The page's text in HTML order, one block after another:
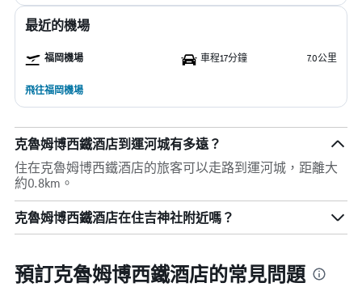
最近的機場
福岡機場 車程17分鐘 7.0公里
飛往福岡機場
克魯姆博西鐵酒店到運河城有多遠？
住在克魯姆博西鐵酒店的旅客可以走路到運河城，距離大
約0.8km。
克魯姆博西鐵酒店在住吉神社附近嗎？
預訂克魯姆博西鐵酒店的常見問題